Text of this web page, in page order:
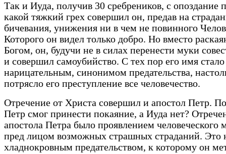
Так и Иуда, получив 30 сребреников, с опоздание
какой тяжкий грех совершил он, предав на
бичевания, унижения ни в чем не повинного
Которого он видел только добро. Но вместо
Богом, он, будучи не в силах перенести муки
и совершил самоубийство. С тех пор его имя
нарицательным, синонимом предательства,
потрясло его преступление все человечество.
Отречение от Христа совершил и апостол Петр.
Петр смог принести покаяние, а Иуда нет?
апостола Петра было проявлением человеческого
пред лицом возможных страшных страданий. Это
хладнокровным предательством, к которому он